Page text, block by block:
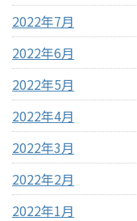
2022年7月
2022年6月
2022年5月
2022年4月
2022年3月
2022年2月
2022年1月